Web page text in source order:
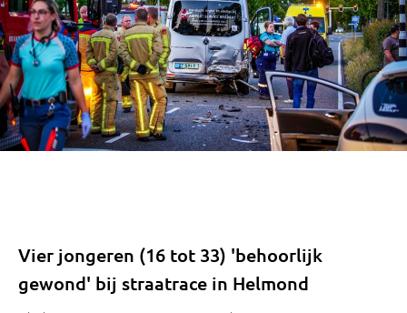
Vier jongeren (16 tot 33) 'behoorlijk
gewond' bij straatrace in Helmond